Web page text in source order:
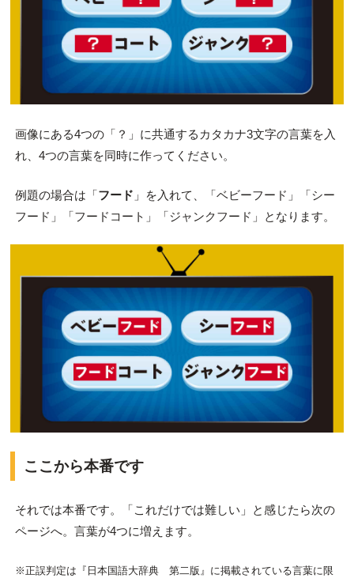
画像にある4つの「？」に共通するカタカナ3文字の言葉を入
れ、4つの言葉を同時に作ってください。
例題の場合は「フード 」を入れて、「ベビーフード」「シー
フード」「フードコート」「ジャンクフード」となります。
ここから本番です
それでは本番です。「これだけでは難しい」と感じたら次の
ページへ。言葉が4つに増えます。
※正誤判定は『日本国語大辞典 第二版』に掲載されている言葉に限